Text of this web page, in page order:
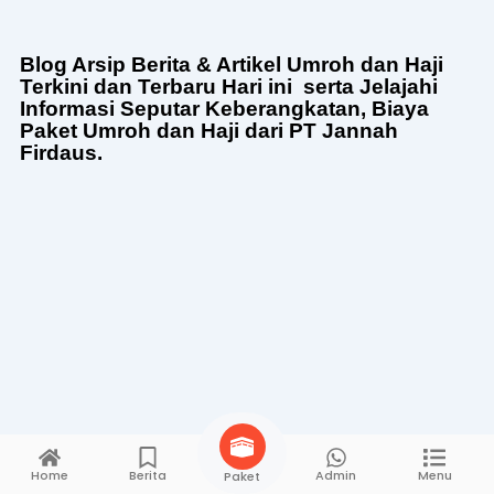
Blog Arsip Berita & Artikel Umroh dan Haji
Terkini dan Terbaru Hari ini serta Jelajahi
Informasi Seputar Keberangkatan, Biaya
Paket Umroh dan Haji dari PT Jannah
Firdaus.
Home Berita Paket Admin Menu